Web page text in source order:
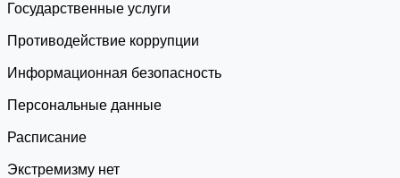
Государственные услуги
Противодействие коррупции
Информационная безопасность
Персональные данные
Расписание
Экстремизму нет